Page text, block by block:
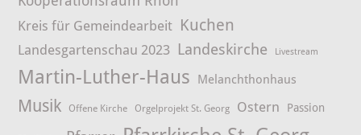
Kreis für Gemeindearbeit Kuchen
Landesgartenschau 2023 Landeskirche Livestream
Martin-Luther-Haus Melanchthonhaus
Musik Offene Kirche Orgelprojekt St. Georg Ostern Passion